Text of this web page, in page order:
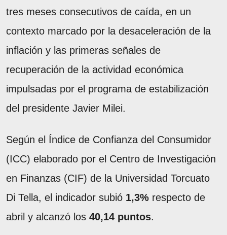
tres meses consecutivos de caída, en un
contexto marcado por la desaceleración de la
inflación y las primeras señales de
recuperación de la actividad económica
impulsadas por el programa de estabilización
del presidente Javier Milei.
Según el Índice de Confianza del Consumidor
(ICC) elaborado por el Centro de Investigación
en Finanzas (CIF) de la Universidad Torcuato
Di Tella, el indicador subió 1,3% respecto de
abril y alcanzó los 40,14 puntos.